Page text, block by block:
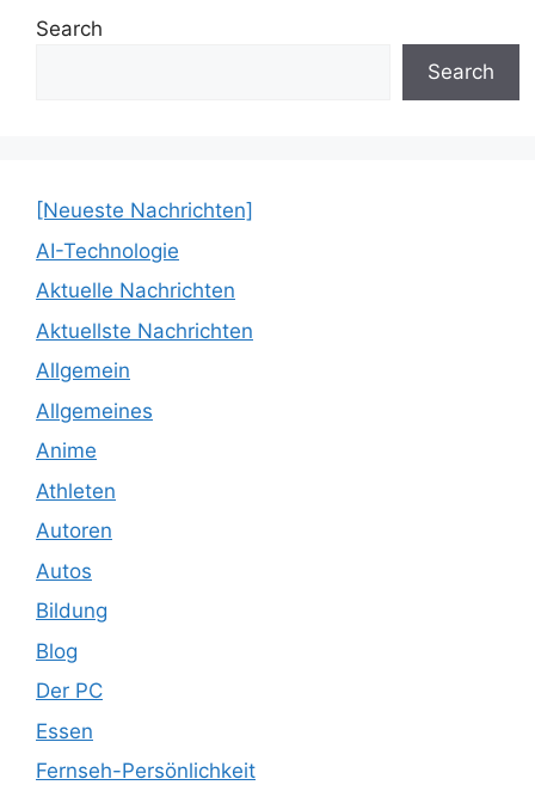
Search
Search
[Neueste Nachrichten]
AI-Technologie
Aktuelle Nachrichten
Aktuellste Nachrichten
Allgemein
Allgemeines
Anime
Athleten
Autoren
Autos
Bildung
Blog
Der PC
Essen
Fernseh-Persönlichkeit